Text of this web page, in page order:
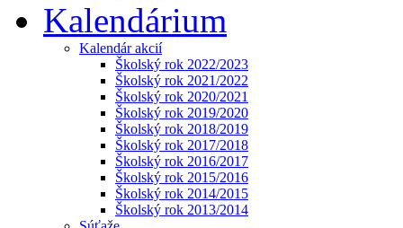
Kalendárium
Kalendár akcií
Školský rok 2022/2023
Školský rok 2021/2022
Školský rok 2020/2021
Školský rok 2019/2020
Školský rok 2018/2019
Školský rok 2017/2018
Školský rok 2016/2017
Školský rok 2015/2016
Školský rok 2014/2015
Školský rok 2013/2014